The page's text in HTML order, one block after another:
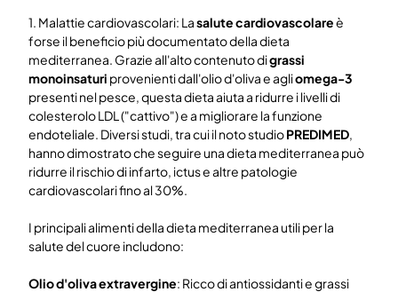
1. Malattie cardiovascolari: Lasalute cardiovascolareè
forse il beneficio più documentato della dieta
mediterranea. Grazie all'alto contenuto digrassi
monoinsaturi provenienti dall'olio d'oliva e agliomega-3
presenti nel pesce, questa dieta aiuta a ridurre i livelli di
colesterolo LDL ("cattivo") e a migliorare la funzione
endoteliale. Diversi studi, tra cui il noto studioPREDIMED,
hanno dimostrato che seguire una dieta mediterranea può
ridurre il rischio di infarto, ictus e altre patologie
cardiovascolari fino al 30%.
I principali alimenti della dieta mediterranea utili per la
salute del cuore includono:
Olio d'oliva extravergine: Ricco di antiossidanti e grassi